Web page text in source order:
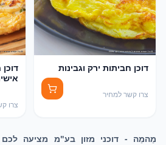
דוכן חביתות ירק וגבינות
צרו קשר למחיר
צרו
מֵהמֵה - דוכני מזון בע"מ מציעה לכם